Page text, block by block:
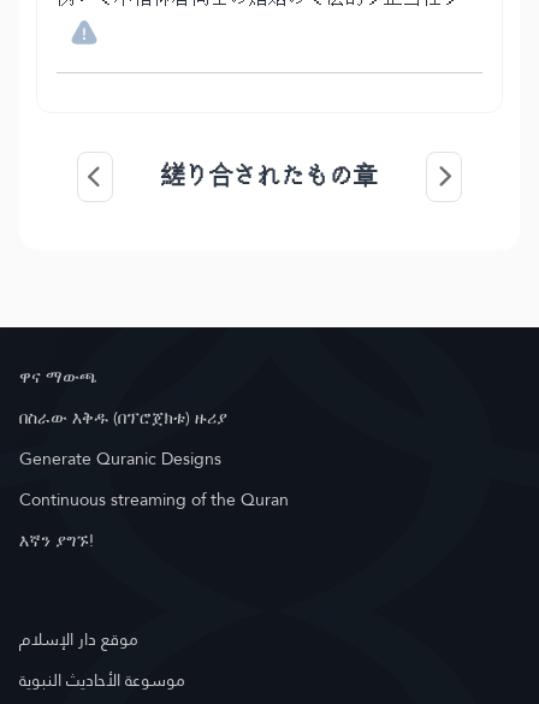
縒り合されたもの章
ዋና ማውጫ
በስራው እቅዱ (በፕሮጀክቱ) ዙሪያ
Generate Quranic Designs
Continuous streaming of the Quran
እኛን ያግኙ!
موقع دار الإسلام
موسوعة الأحاديث النبوية